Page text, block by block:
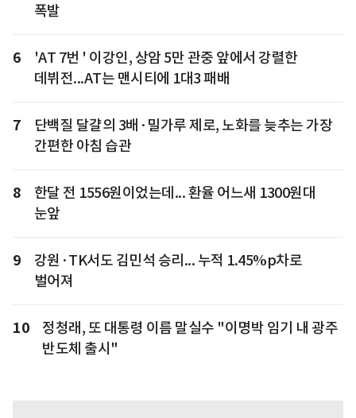
폭발
6
'AT 7번 ' 이강인, 상암 5만 관중 앞에서 강렬한
데뷔전...AT는 맨시티에 1대3 패배
7
단백질 달걀의 3배·밀가루 제로, 노화를 늦추는 가장
간편한 아침 습관
8
한달 전 1556원이었는데... 환율 어느새 1300원대
눈앞
9
강원·TK서도 김민석 승리... 누적 1.45%p차로
벌어져
10
정청래, 또 대통령 이름 말실수 "이명박 임기 내 광주
반도체 출시"